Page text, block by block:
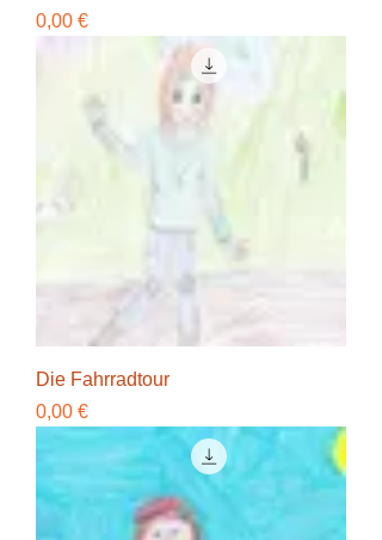
Preis
0,00 €
Die Fahrradtour
Preis
0,00 €